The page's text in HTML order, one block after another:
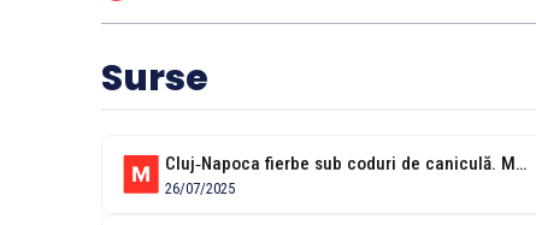
Surse
Cluj‑Napoca fierbe sub coduri de caniculă. Maximele vor ajunge la 37 de...
26/07/2025